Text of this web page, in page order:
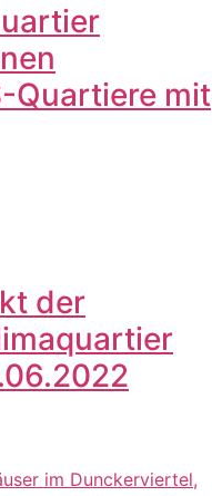
Quartiere mit
der